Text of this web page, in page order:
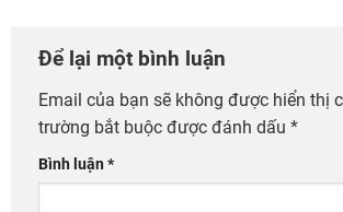
Để lại một bình luận
Email của bạn sẽ không được hiển thị
trường bắt buộc được đánh dấu *
Bình luận*